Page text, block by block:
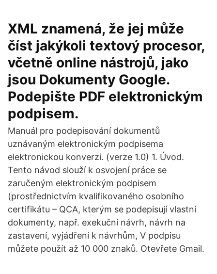
XML znamená, že jej může
číst jakýkoli textový procesor,
včetně online nástrojů, jako
jsou Dokumenty Google.
Podepište PDF elektronickým
podpisem.
Manuál pro podepisování dokumentů
uznávaným elektronickým podpisema
elektronickou konverzi. (verze 1.0) 1. Úvod.
Tento návod slouží k osvojení práce se
zaručeným elektronickým podpisem
(prostřednictvím kvalifikovaného osobního
certifikátu – QCA, kterým se podepisují vlastní
dokumenty, např. exekuční návrh, návrh na
zastavení, vyjádření k návrhům, V podpisu
můžete použít až 10 000 znaků. Otevřete Gmail.